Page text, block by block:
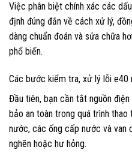
Việc phân biệt chính xác các
định đúng đắn về cách xử lý,
dàng chuẩn đoán và sửa chữa
phổ biến.
Các bước kiểm tra, xử lý lỗi e40
Đầu tiên, bạn cần tắt nguồn
bảo an toàn trong quá trình
nước, các ống cấp nước và van
nghẽn hoặc hư hỏng.